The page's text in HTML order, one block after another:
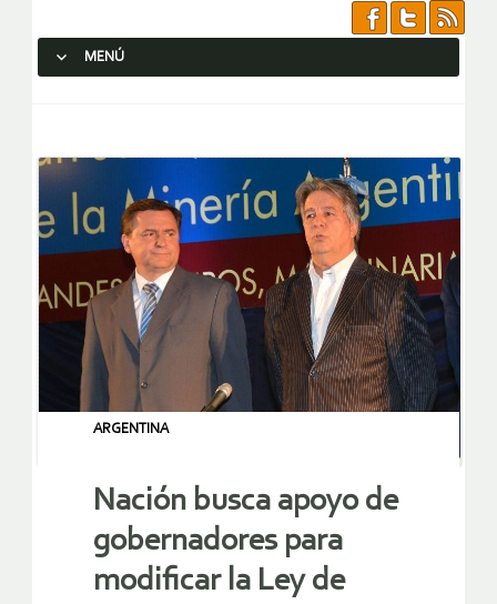
MENÚ
ARGENTINA
Nación busca apoyo de
gobernadores para
modificar la Ley de